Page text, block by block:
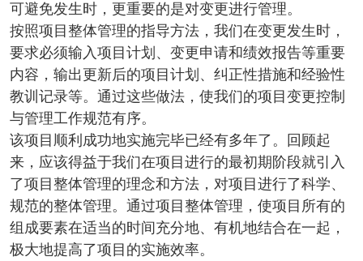
可避免发生时，更重要的是对变更进行管理。
按照项目整体管理的指导方法，我们在变更发生时，
要求必须输入项目计划、变更申请和绩效报告等重要
内容，输出更新后的项目计划、纠正性措施和经验性
教训记录等。通过这些做法，使我们的项目变更控制
与管理工作规范有序。
该项目顺利成功地实施完毕已经有多年了。回顾起
来，应该得益于我们在项目进行的最初期阶段就引入
了项目整体管理的理念和方法，对项目进行了科学、
规范的整体管理。通过项目整体管理，使项目所有的
组成要素在适当的时间充分地、有机地结合在一起，
极大地提高了项目的实施效率。